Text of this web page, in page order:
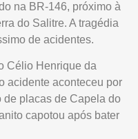
na BR-146, próximo à
do Salitre. A tragédia
de acidentes.
Célio Henrique da
acidente aconteceu por
de placas de Capela do
capotou após bater